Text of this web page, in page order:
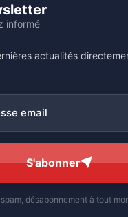
informé
actualités
S'abonner
désabonnement à tout